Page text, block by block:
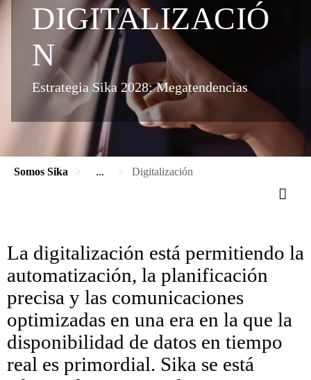
DIGITALIZACIÓ
N
Estrategia Sika 2028: Megatendencias
Somos Sika ... Digitalización
La digitalización está permitiendo la
automatización, la planificación
precisa y las comunicaciones
optimizadas en una era en la que la
disponibilidad de datos en tiempo
real es primordial. Sika se está